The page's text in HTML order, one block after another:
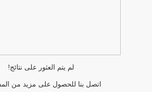
لم يتم العثور على نتائج!
اتصل بنا للحصول على مزيد من